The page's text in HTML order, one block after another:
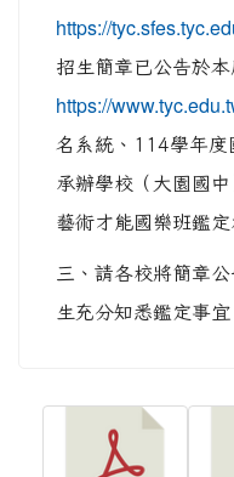
https://
招生簡章已公告於
https://
名系統、114學年度
承辦學校（大園國
藝術才能國樂班鑑
三、請各校將簡章
生充分知悉鑑定事宜